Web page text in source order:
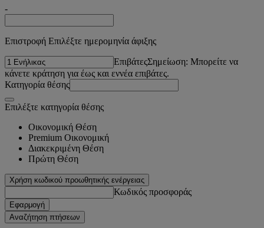
-
Επιστροφή Επιλέξτε ημερομηνία άφιξης
ΕπιβάτεςΣημείωση: Μπορείτε να
κάνετε κράτηση για έως και εννέα επιβάτες.
Κατηγορία θέσης
Επιλέξτε κατηγορία θέσης
Οικονομική Θέση
Premium Οικονομική
Διακεκριμένη Θέση
Πρώτη Θέση
Χρήση κωδικού προωθητικής ενέργειας
Κωδικός προσφοράς
Εφαρμογή
Αναζήτηση πτήσεων